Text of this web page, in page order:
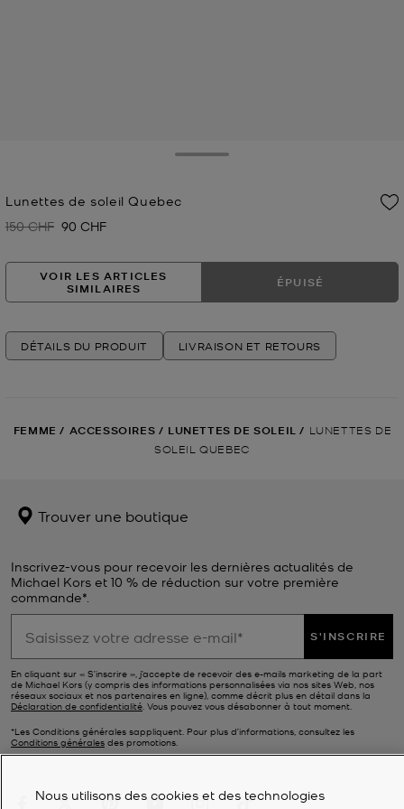
Lunettes de soleil Quebec
Prix initial
150 CHF Prix actuel
90 CHF
VOIR LES ARTICLES
SIMILAIRES
ÉPUISÉ
DÉTAILS DU PRODUIT LIVRAISON ET RETOURS
FEMME / ACCESSOIRES / LUNETTES DE SOLEIL / LUNETTES DE
SOLEIL QUEBEC
Trouver une boutique
Inscrivez-vous pour recevoir les dernières actualités de
Michael Kors et 10 % de réduction sur votre première
commande*.
S'INSCRIRE
En cliquant sur « S’inscrire », j’accepte de recevoir des e-mails marketing de la part
de Michael Kors (y compris des informations personnalisées via nos sites Web, nos
réseaux sociaux et nos partenaires en ligne), comme décrit plus en détail dans la
Déclaration de confidentialité. Vous pouvez vous désabonner à tout moment.
*Les Conditions générales sappliquent. Pour plus d’informations, consultez les
Conditions générales des promotions.
Nous utilisons des cookies et des technologies